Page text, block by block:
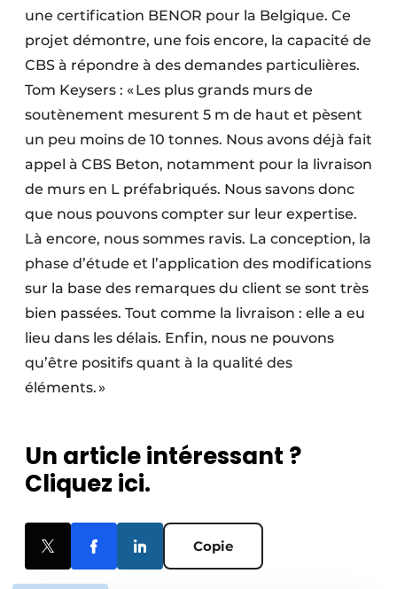
une certification BENOR pour la Belgique. Ce
projet démontre, une fois encore, la capacité de
CBS à répondre à des demandes particulières.
Tom Keysers : « Les plus grands murs de
soutènement mesurent 5 m de haut et pèsent
un peu moins de 10 tonnes. Nous avons déjà fait
appel à CBS Beton, notamment pour la livraison
de murs en L préfabriqués. Nous savons donc
que nous pouvons compter sur leur expertise.
Là encore, nous sommes ravis. La conception, la
phase d’étude et l’application des modifications
sur la base des remarques du client se sont très
bien passées. Tout comme la livraison : elle a eu
lieu dans les délais. Enfin, nous ne pouvons
qu’être positifs quant à la qualité des
éléments. »
Un article intéressant ?
Cliquez ici.
Copie